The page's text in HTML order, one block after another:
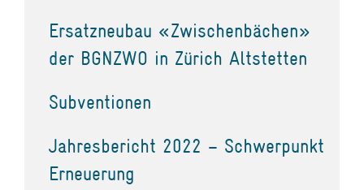
Ersatzneubau «Zwischenbächen»
der BGNZWO in Zürich Altstetten
Subventionen
Jahresbericht 2022 – Schwerpunkt
Erneuerung